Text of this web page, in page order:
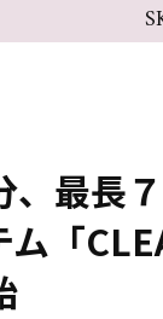
、最
ム「